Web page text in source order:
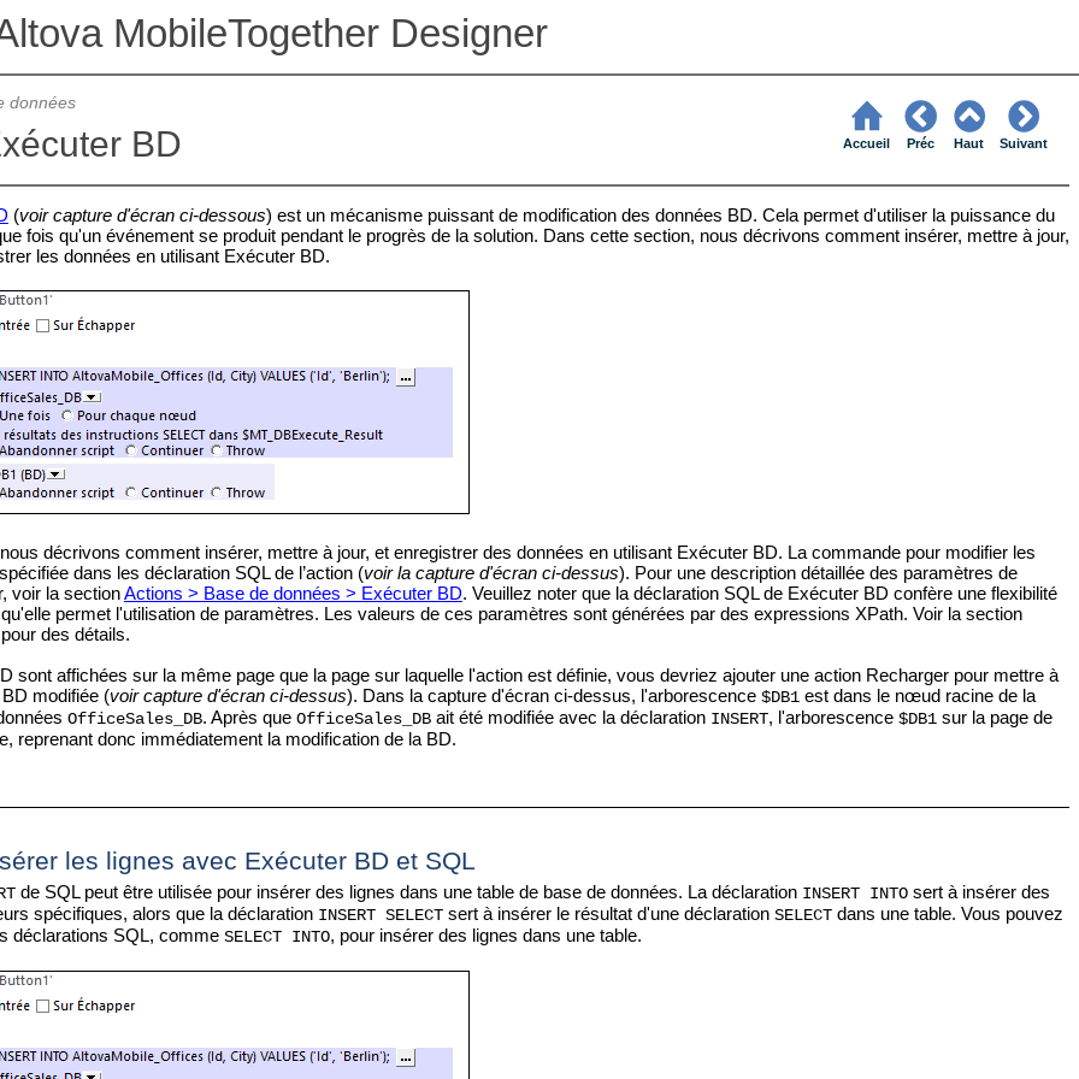
MobileTogether Designer
données
BD Accueil Préc Haut Suivant
(voir capture d'écran ci-dessous) est un mécanisme puissant de modification des données BD. Cela permet d'utiliser la puissance du
fois qu'un événement se produit pendant le progrès de la solution. Dans cette section, nous décrivons comment insérer, mettre à jour,
les données en utilisant Exécuter BD.
décrivons comment insérer, mettre à jour, et enregistrer des données en utilisant Exécuter BD. La commande pour modifier les
dans les déclaration SQL de l’action (voir la capture d'écran ci-dessus). Pour une description détaillée des paramètres de
voir la sectionActions > Base de données > Exécuter BD. Veuillez noter que la déclaration SQL de Exécuter BD confère une flexibilité
permet l'utilisation de paramètres. Les valeurs de ces paramètres sont générées par des expressions XPath. Voir la section
pour des détails.
sont affichées sur la même page que la page sur laquelle l'action est définie, vous devriez ajouter une action Recharger pour mettre à
modifiée (voir capture d'écran ci-dessus). Dans la capture d'écran ci-dessus, l'arborescence $DB1 est dans le nœud racine de la
OfficeSales_DB. Après que OfficeSales_DBait été modifiée avec la déclaration INSERT, l'arborescence $DB1 sur la page de
reprenant donc immédiatement la modification de la BD.
les lignes avec Exécuter BD et SQL
de SQL peut être utilisée pour insérer des lignes dans une table de base de données. La déclaration INSERT INTOsert à insérer des
spécifiques, alors que la déclaration INSERT SELECTsert à insérer le résultat d'une déclaration SELECTdans une table. Vous pouvez
déclarations SQL, comme SELECT INTO, pour insérer des lignes dans une table.